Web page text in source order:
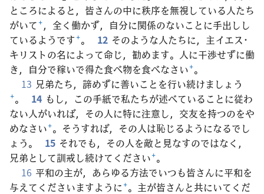
ところによると，皆さんの中に秩序を無視している人たち
がいて+，全く働かず，自分に関係のないことに手出しし
ているようです+。 12 そのような人たちに，主イエス･
キリストの名によって命じ，勧めます。人に干渉せずに働
き，自分で稼いで得た食べ物を食べなさい+。
13 兄弟たち，諦めずに善いことを行い続けましょう
+。 14 もし，この手紙で私たちが述べていることに従わ
ない人がいれば，その人に特に注意し，交友を持つのをや
めなさい+。そうすれば，その人は恥じるようになるでし
ょう。
15 それでも，その人を敵と見なすのではなく，
兄弟として訓戒し続けてください+。
16 平和の主が，あらゆる方法でいつも皆さんに平和を
与えてくださいますように+。主が皆さんと共にいてくだ